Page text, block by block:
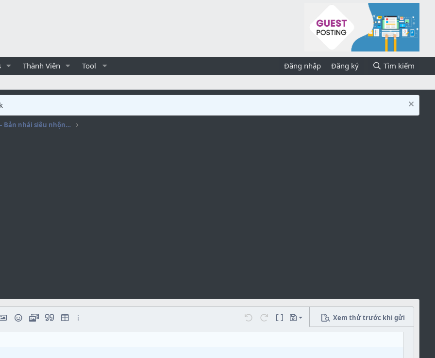
Thành Viên Tool Đăng nhập Đăng ký Tìm kiếm
Unknown Royal Battle – Bản nhái siêu nhộn của PUBG Mobile
kết
hình ảnh
Biểu tượng cảm xúc
MediaTrích dẫnInsert tableCác tùy chọn khác... Undo Redo Hiển thị các mã BB Code đã sử dụng
Bản nháp
Lưu bản nháp
Xóa bản nháp
Xem thử trước khi gửi